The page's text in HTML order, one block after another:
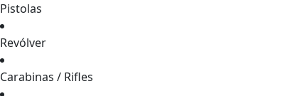
Pistolas
Revólver
Carabinas / Rifles